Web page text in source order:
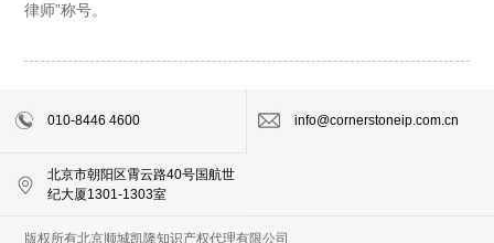
律师”称号。
010-8446 4600 info@cornerstoneip.com.cn
北京市朝阳区霄云路40号国航世
纪大厦1301-1303室
版权所有北京顺城凯隆知识产权代理有限公司